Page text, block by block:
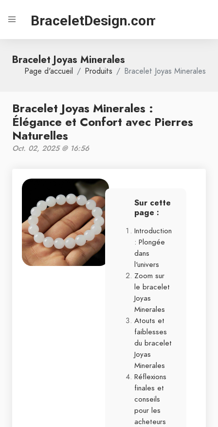
BraceletDesign.com
Bracelet Joyas Minerales
Page d'accueil Produits Bracelet Joyas Minerales
Bracelet Joyas Minerales :
Élégance et Confort avec Pierres
Naturelles
Oct. 02, 2025 @ 16:56
Sur cette
page :
Introduction
: Plongée
dans
l'univers
Zoom sur
le bracelet
Joyas
Minerales
Atouts et
faiblesses
du bracelet
Joyas
Minerales
Réflexions
finales et
conseils
pour les
acheteurs